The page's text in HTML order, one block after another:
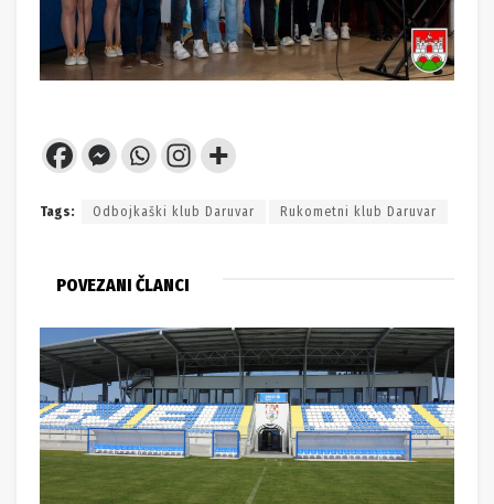
Tags: Odbojkaški klub Daruvar Rukometni klub Daruvar
POVEZANI ČLANCI